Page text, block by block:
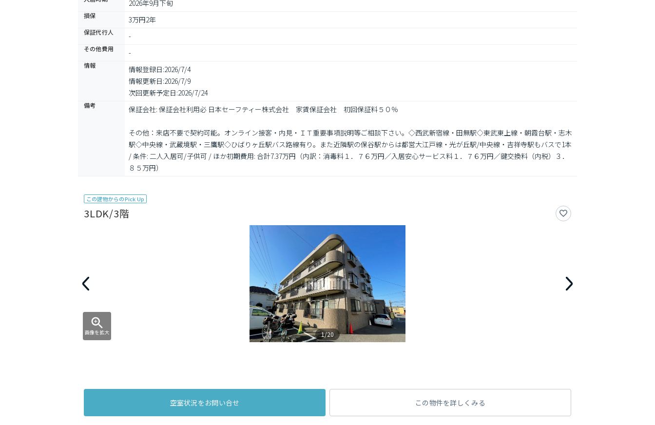
2026年9月下旬
損保 3万円2年
保証代行人 -
その他費用 -
情報 情報登録日:2026/7/4
情報更新日:2026/7/9
次回更新予定日:2026/7/24
備考 保証会社: 保証会社利用必 日本セーフティー株式会社　家賃保証会社　初回保証料５０％
その他：来店不要で契約可能。オンライン接客・内見・ＩＴ重要事項説明等ご相談下さい。◇西武新宿線・田無駅◇東武東上線・朝霞台駅・志木
駅◇中央線・武蔵境駅・三鷹駅◇ひばりヶ丘駅バス路線有り。また近隣駅の保谷駅からは都営大江戸線・光が丘駅/中央線・吉祥寺駅もバスで1本
/ 条件: 二人入居可/子供可 / ほか初期費用: 合計7.37万円（内訳：消毒料１．７６万円／入居安心サービス料１．７６万円／鍵交換料（内税）３．
８５万円）
この建物からのPick Up
3LDK/3階
画像を拡大 1/20
空室状況をお問い合せ この物件を詳しくみる